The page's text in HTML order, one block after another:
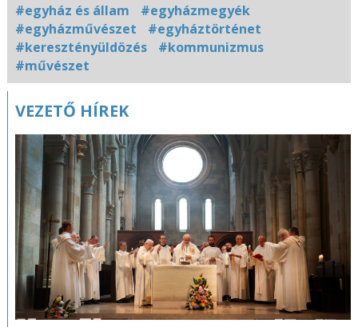
#egyház és állam
#egyházmegyék
#egyházművészet
#egyháztörténet
#keresztényüldözés
#kommunizmus
#művészet
Kapcsolódó
VEZETŐ HÍREK